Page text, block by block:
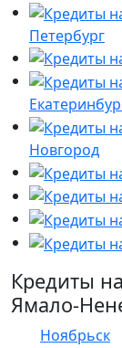
Петербург
Новгород
Кредиты
Ямало-
Ноябрьск